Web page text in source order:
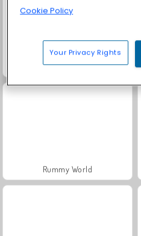
Jewel Garden Story
Rummy World
Cookie Policy
Your Privacy Rights